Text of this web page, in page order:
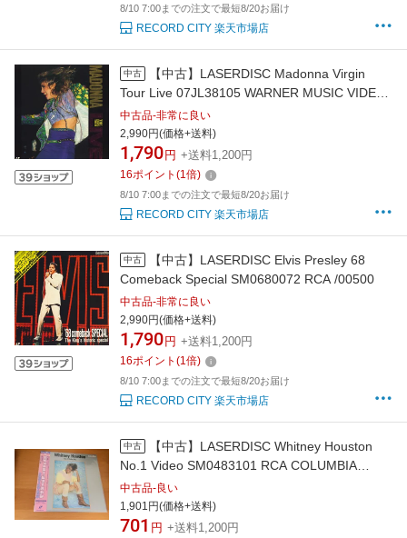
8/10 7:00までの注文で最短8/20お届け
RECORD CITY 楽天市場店
中古
【中古】LASERDISC Madonna Virgin
Tour Live 07JL38105 WARNER MUSIC VIDEO
/00500
中古品-非常に良い
2,990円(価格+送料)
1,790 円 +送料1,200円
16ポイント (1倍)
8/10 7:00までの注文で最短8/20お届け
RECORD CITY 楽天市場店
中古
【中古】LASERDISC Elvis Presley 68
Comeback Special SM0680072 RCA /00500
中古品-非常に良い
2,990円(価格+送料)
1,790 円 +送料1,200円
16ポイント (1倍)
8/10 7:00までの注文で最短8/20お届け
RECORD CITY 楽天市場店
中古
【中古】LASERDISC Whitney Houston
No.1 Video SM0483101 RCA COLUMBIA
PICTURES Japan /00500
中古品-良い
1,901円(価格+送料)
701 円 +送料1,200円